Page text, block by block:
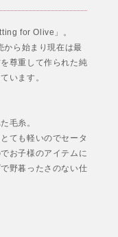
for Olive」。
ら始まり現在は最
尊重して作られた純
ています。
毛糸。
ても軽いのでセータ
お子様のアイテムに
野暮ったさのない仕